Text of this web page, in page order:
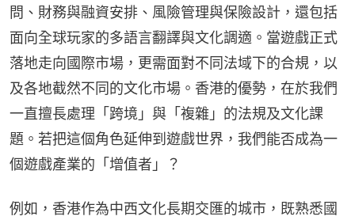
問、財務與融資安排、風險管理與保險設計，還包括
面向全球玩家的多語言翻譯與文化調適。當遊戲正式
落地走向國際市場，更需面對不同法域下的合規，以
及各地截然不同的文化市場。香港的優勢，在於我們
一直擅長處理「跨境」與「複雜」的法規及文化課
題。若把這個角色延伸到遊戲世界，我們能否成為一
個遊戲產業的「增值者」？
例如，香港作為中西文化長期交匯的城市，既熟悉國